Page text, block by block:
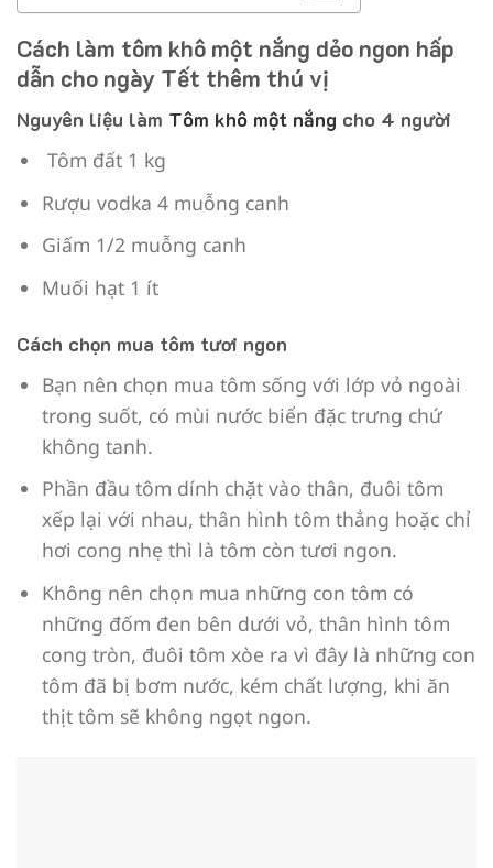
Cách làm tôm khô một nắng dẻo ngon hấp
dẫn cho ngày Tết thêm thú vị
Nguyên liệu làm Tôm khô một nắng cho 4 người
Tôm đất 1 kg
Rượu vodka 4 muỗng canh
Giấm 1/2 muỗng canh
Muối hạt 1 ít
Cách chọn mua tôm tươi ngon
Bạn nên chọn mua tôm sống với lớp vỏ ngoài
trong suốt, có mùi nước biển đặc trưng chứ
không tanh.
Phần đầu tôm dính chặt vào thân, đuôi tôm
xếp lại với nhau, thân hình tôm thẳng hoặc chỉ
hơi cong nhẹ thì là tôm còn tươi ngon.
Không nên chọn mua những con tôm có
những đốm đen bên dưới vỏ, thân hình tôm
cong tròn, đuôi tôm xòe ra vì đây là những con
tôm đã bị bơm nước, kém chất lượng, khi ăn
thịt tôm sẽ không ngọt ngon.